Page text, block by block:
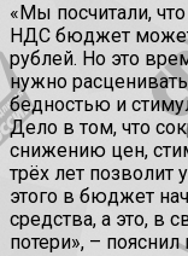
«Мы посчитали,
НДС бюджет
рублей. Но это
нужно
бедностью и
Дело в том, что
снижению цен,
трёх лет
этого в бюджет
средства, а это, в
потери», – пояснил